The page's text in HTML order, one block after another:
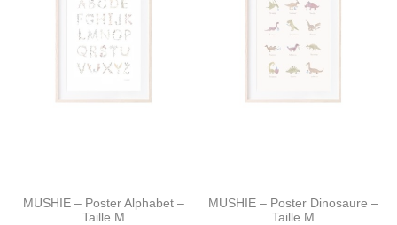
MUSHIE – Poster Alphabet –
Taille M
MUSHIE – Poster Dinosaure –
Taille M